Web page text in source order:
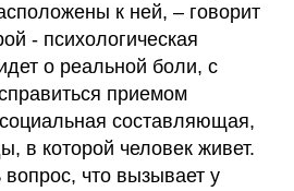
к ней, – говорит
- психологическая
о реальной боли, с
приемом
составляющая,
в которой человек живет.
что вызывает у